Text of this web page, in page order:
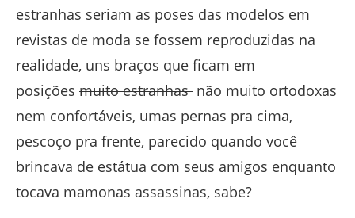
estranhas seriam as poses das modelos em
revistas de moda se fossem reproduzidas na
realidade, uns braços que ficam em
posições muito estranhas não muito ortodoxas
nem confortáveis, umas pernas pra cima,
pescoço pra frente, parecido quando você
brincava de estátua com seus amigos enquanto
tocava mamonas assassinas, sabe?